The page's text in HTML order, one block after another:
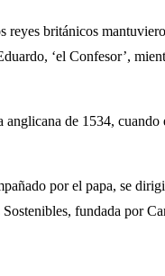
británicos
‘el Confesor’,
anglicana de 1534,
por el papa, se
fundada por